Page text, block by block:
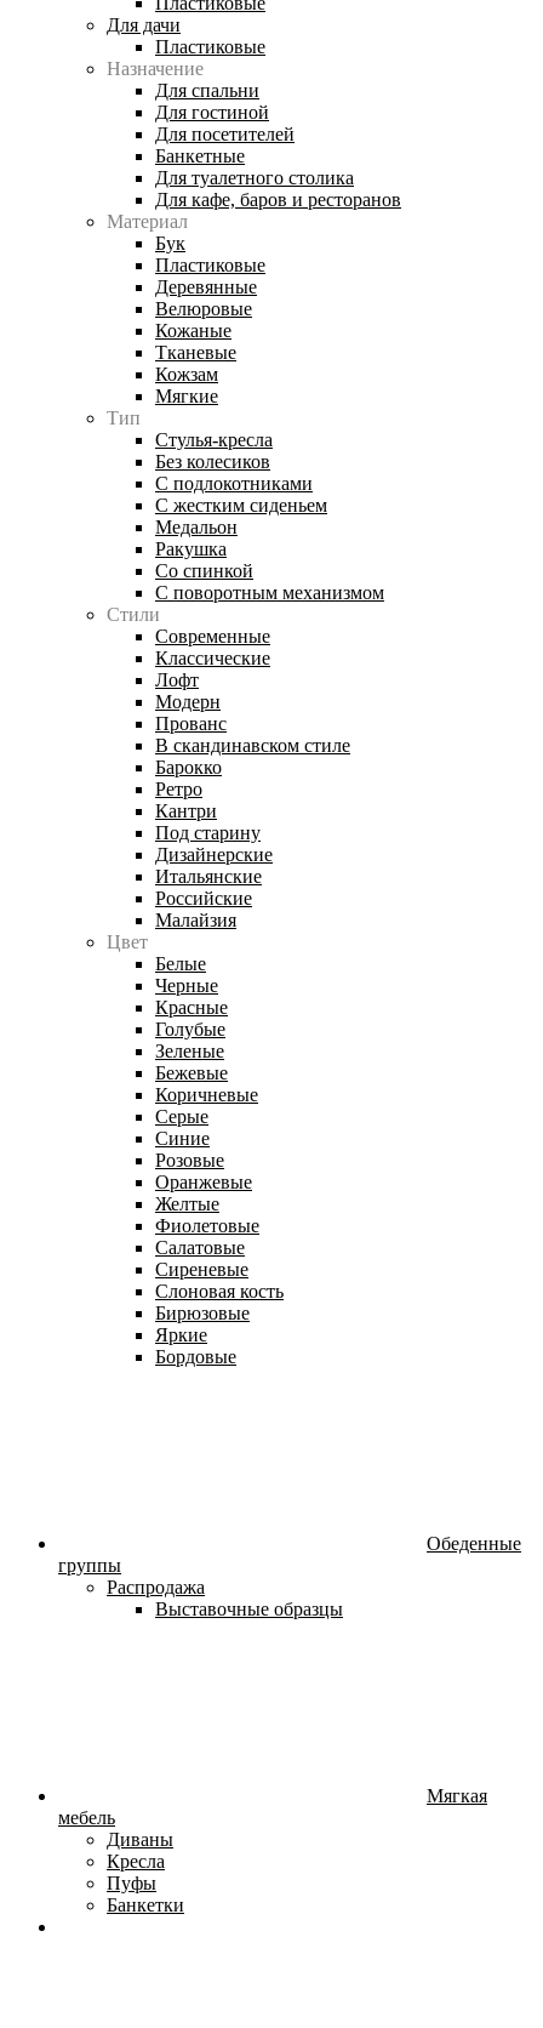
Для дачи
Пластиковые
Назначение
Для спальни
Для гостиной
Для посетителей
Банкетные
Для туалетного столика
Для кафе, баров и ресторанов
Материал
Бук
Пластиковые
Деревянные
Велюровые
Кожаные
Тканевые
Кожзам
Мягкие
Тип
Стулья-кресла
Без колесиков
С подлокотниками
С жестким сиденьем
Медальон
Ракушка
Со спинкой
С поворотным механизмом
Стили
Современные
Классические
Лофт
Модерн
Прованс
В скандинавском стиле
Барокко
Ретро
Кантри
Под старину
Дизайнерские
Итальянские
Российские
Малайзия
Цвет
Белые
Черные
Красные
Голубые
Зеленые
Бежевые
Коричневые
Серые
Синие
Розовые
Оранжевые
Желтые
Фиолетовые
Салатовые
Сиреневые
Слоновая кость
Бирюзовые
Яркие
Бордовые
Обеденные
группы
Распродажа
Выставочные образцы
Мягкая
мебель
Диваны
Кресла
Пуфы
Банкетки